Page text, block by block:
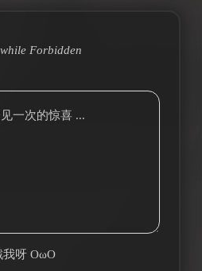
Forbidden
一次的惊喜 ...
我呀 OωO